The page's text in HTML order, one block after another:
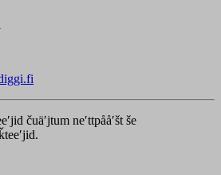
čuäʹjtum neʹttpååʹšt še